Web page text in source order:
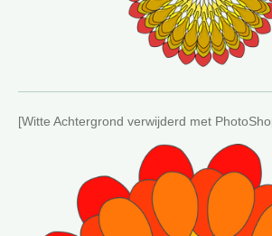
[Witte Achtergrond verwijderd met